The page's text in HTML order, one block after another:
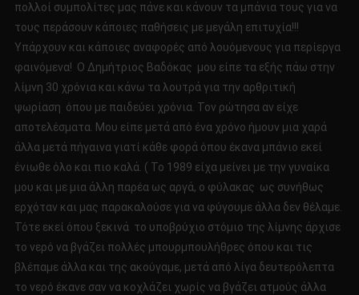
πολλοί συμπολίτες μας πάνε και κάνουν τα μπάνια τους για να
τους περάσουν κάποιες παθήσεις με μεγάλη επιτυχία!!!
Υπάρχουν και κάποιες αναφορές από λουόμενους για περίεργα
φαινόμενα! Ο Δημήτριος Βαδόκας μου είπε τα εξής πάω στην
λίμνη 30 χρόνια και κάνω τα λουτρά για την αρθριτική
ψωρίαση όπου με παιδεύει χρόνια. Τον ρώτησα αν είχε
αποτελέσματα. Μου είπε μετά από ένα χρόνο ήμουν μια χαρά
άλλα μετά πήγαινα γιατί κάθε φορά όπου έκανα μπάνιο εκεί
ένιωθε όλο και πιο καλά. ( Το 1989 είχα μείνει με την γυναίκα
μου και με μια άλλη παρέα ως αργά, ο φύλακας ως συνήθως
ερχόταν και μας παρακαλούσε για να φύγουμε άλλα δεν θέλαμε.
Τότε εκεί όπου ξεκινά το υποβρύχιο στόμιο της λίμνης άρχισε
το νερό να βγάζει πολλές μπουρμπουλήθρες όπου και τις
βλέπαμε άλλα και της ακούγαμε, μετά από λίγα δευτερόλεπτα
το νερό έκανε σαν να κοχλάζει χωρίς να βγάζει ατμούς άλλα